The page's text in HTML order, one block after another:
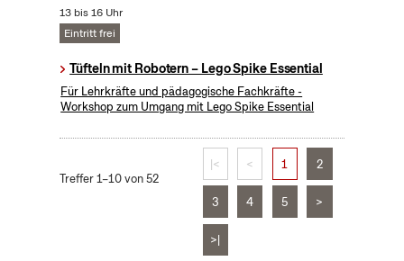
13 bis 16 Uhr
Eintritt frei
Tüfteln mit Robotern – Lego Spike Essential
Für Lehrkräfte und pädagogische Fachkräfte -
Workshop zum Umgang mit Lego Spike Essential
Treffer 1–10 von 52
|< < 1 2
3 4 5 >
>|